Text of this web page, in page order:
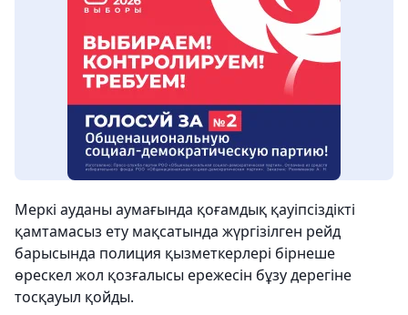
Меркі ауданы аумағында қоғамдық қауіпсіздікті
қамтамасыз ету мақсатында жүргізілген рейд
барысында полиция қызметкерлері бірнеше
өрескел жол қозғалысы ережесін бұзу дерегіне
тосқауыл қойды.